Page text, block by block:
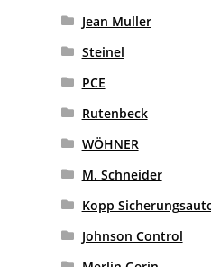
Jean Muller
Steinel
PCE
Rutenbeck
WÖHNER
M. Schneider
Kopp
Johnson Control